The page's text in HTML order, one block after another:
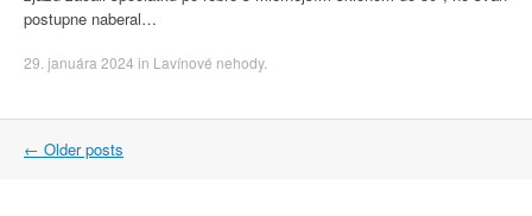
postupne naberal…
29. januára 2024 in Lavínové nehody.
Post
← Older posts